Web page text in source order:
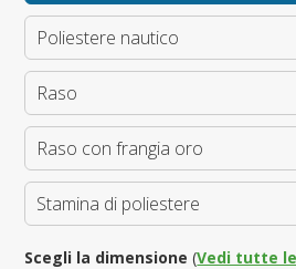
Poliestere nautico
Raso
Raso con frangia oro
Stamina di poliestere
Scegli la dimensione (Vedi tutte